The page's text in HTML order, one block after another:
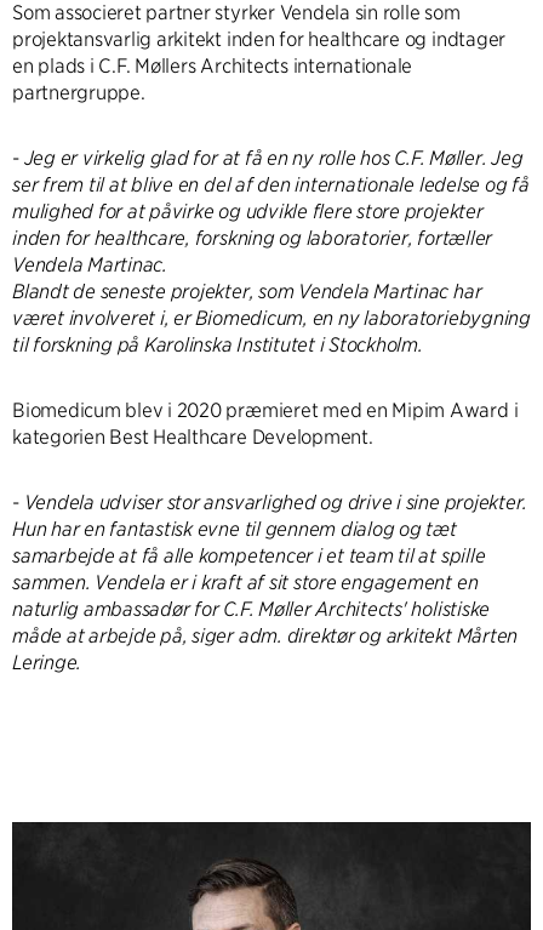
Som associeret partner styrker Vendela sin rolle som
projektansvarlig arkitekt inden for healthcare og indtager
en plads i C.F. Møllers Architects internationale
partnergruppe.
-Jeg er virkelig glad for at få en ny rolle hos C.F. Møller. Jeg
ser frem til at blive en del af den internationale ledelse og få
mulighed for at påvirke og udvikle flere store projekter
inden for healthcare, forskning og laboratorier, fortæller
Vendela Martinac.
Blandt de seneste projekter, som Vendela Martinac har
været involveret i, er Biomedicum, en ny laboratoriebygning
til forskning på Karolinska Institutet i Stockholm.
Biomedicum blev i 2020 præmieret med en Mipim Award i
kategorien Best Healthcare Development.
- Vendela udviser stor ansvarlighed og drive i sine projekter.
Hun har en fantastisk evne til gennem dialog og tæt
samarbejde at få alle kompetencer i et team til at spille
sammen. Vendela er i kraft af sit store engagement en
naturlig ambassadør for C.F. Møller Architects' holistiske
måde at arbejde på, siger adm. direktør og arkitekt Mårten
Leringe.